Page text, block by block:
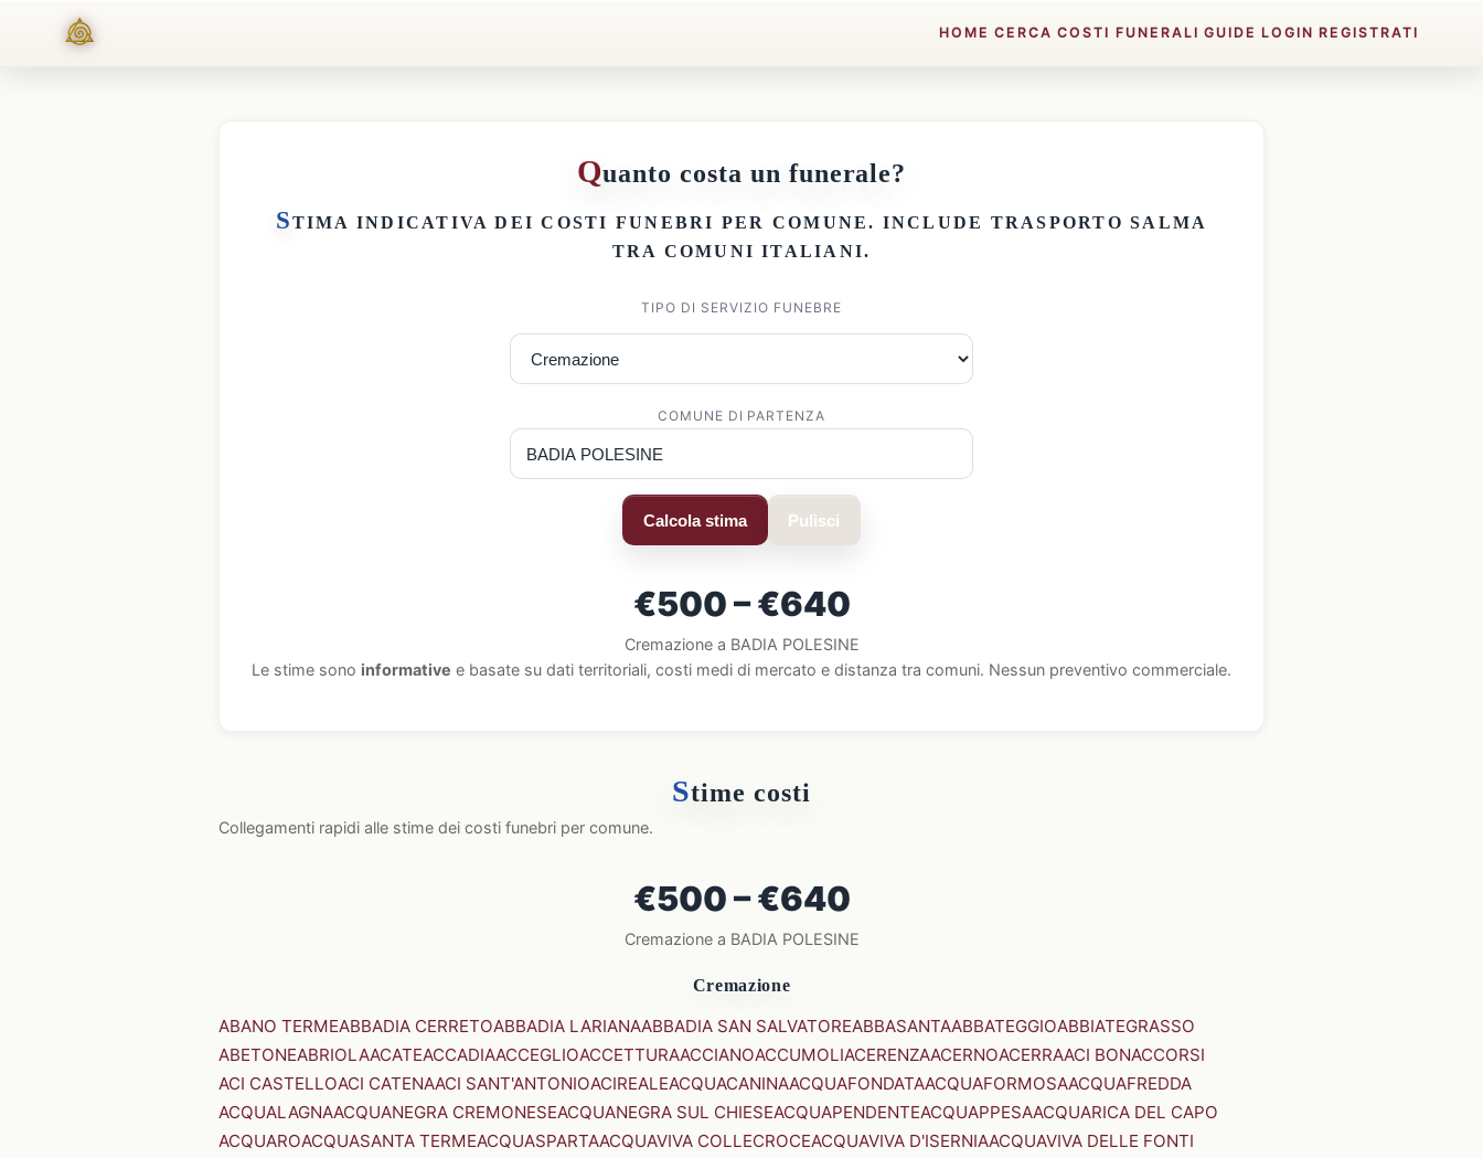
HOME CERCA COSTI FUNERALI GUIDE LOGIN REGISTRATI
Quanto costa un funerale?
STIMA INDICATIVA DEICOSTI FUNEBRI PER COMUNE. INCLUDE TRASPORTO SALMA
TRA COMUNI ITALIANI.
TIPO DI SERVIZIO FUNEBRE
COMUNE DI PARTENZA
Calcola stima Pulisci
€500 – €640
Cremazione a BADIA POLESINE
Le stime sono informative e basate su dati territoriali, costi medi di mercato e distanza tra comuni. Nessun preventivo commerciale.
Stime costi
Collegamenti rapidi alle stime dei costi funebri per comune.
€500 – €640
Cremazione a BADIA POLESINE
Cremazione
ABANO TERMEABBADIA CERRETOABBADIA LARIANAABBADIA SAN SALVATOREABBASANTAABBATEGGIOABBIATEGRASSO
ABETONEABRIOLAACATEACCADIAACCEGLIOACCETTURAACCIANOACCUMOLIACERENZAACERNOACERRAACI BONACCORSI
ACI CASTELLOACI CATENAACI SANT'ANTONIOACIREALEACQUACANINAACQUAFONDATAACQUAFORMOSAACQUAFREDDA
ACQUALAGNAACQUANEGRA CREMONESEACQUANEGRA SUL CHIESEACQUAPENDENTEACQUAPPESAACQUARICA DEL CAPO
ACQUAROACQUASANTA TERMEACQUASPARTAACQUAVIVA COLLECROCEACQUAVIVA D'ISERNIAACQUAVIVA DELLE FONTI